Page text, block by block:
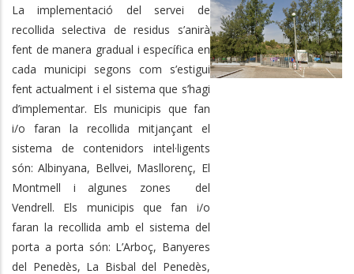
La implementació del servei de
recollida selectiva de residus s’anirà
fent de manera gradual i específica en
cada municipi segons com s’estigui
fent actualment i el sistema que s’hagi
d’implementar. Els municipis que fan
i/o faran la recollida mitjançant el
sistema de contenidors intel·ligents
són: Albinyana, Bellvei, Masllorenç, El
Montmell i algunes zones del
Vendrell. Els municipis que fan i/o
faran la recollida amb el sistema del
porta a porta són: L’Arboç, Banyeres
del Penedès, La Bisbal del Penedès,